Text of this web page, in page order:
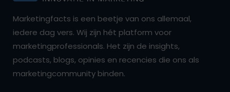
Marketingfacts is een beetje van ons allemaal,
iedere dag vers. Wij zijn hét platform voor
marketingprofessionals. Het zijn de insights,
podcasts, blogs, opinies en recencies die ons als
marketingcommunity binden.